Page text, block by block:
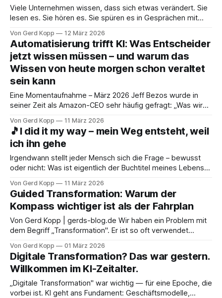
Viele Unternehmen wissen, dass sich etwas verändert. Sie
lesen es. Sie hören es. Sie spüren es in Gesprächen mit
Mitbewerber. Und trotzdem passiert — nichts. Nicht aus
Gleichgültigkeit. Sondern weil das Gefühl dominiert: Wenn
wir damit anfangen, müssen wir es auch zu
Von Gerd Kopp 12 März 2026
Automatisierung trifft KI: Was Entscheider
jetzt wissen müssen – und warum das
Wissen von heute morgen schon veraltet
sein kann
Eine Momentaufnahme – März 2026 Jeff Bezos wurde in
seiner Zeit als Amazon-CEO sehr häufig gefragt: „Was wird
Antwort darauf war stets dieselbe – und sie überraschte:
Das sei nicht die wichtige Frage. Die wichtige Frage laute:
Was wird sich in den
Von Gerd Kopp 11 März 2026
🎵I did it my way – mein Weg entsteht, weil
ich ihn gehe
Irgendwann stellt jeder Mensch sich die Frage – bewusst
oder nicht: Was ist eigentlich der Buchtitel meines Lebens?
Sondern was bleibt, wenn man alles Äußere wegdenkt. Die
Frage nach dem Sinn, nach der Haltung, nach dem, wofür
man wirklich steht. Nicht
Von Gerd Kopp 11 März 2026
Guided Transformation: Warum der
Kompass wichtiger ist als der Fahrplan
Von Gerd Kopp | gerds-blog.de Wir haben ein Problem mit
dem Begriff „Transformation". Er ist so oft verwendet
Sunrise-Folien, dass er seinen Inhalt fast vollständig
verloren hat. Transformation ist heute ein Versprechen, das
Projekte schmückt – und ein Vorwurf, der bleibt,
Von Gerd Kopp 01 März 2026
Digitale Transformation? Das war gestern.
Willkommen im KI-Zeitalter.
„Digitale Transformation" war wichtig — für eine Epoche, die
vorbei ist. KI geht ans Fundament: Geschäftsmodelle,